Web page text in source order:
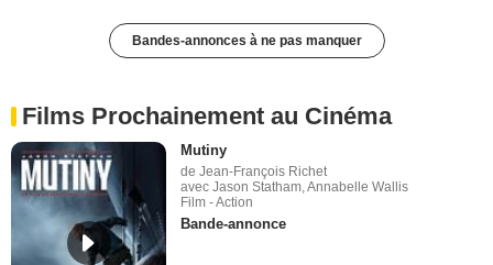
Bandes-annonces à ne pas manquer
Films Prochainement au Cinéma
Mutiny
de Jean-François Richet
avec Jason Statham, Annabelle Wallis
Film - Action
Bande-annonce